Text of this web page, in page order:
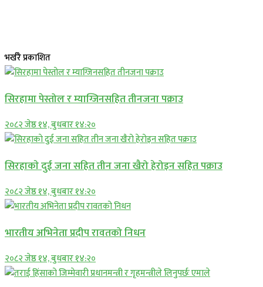
भर्खरै प्रकाशित
सिरहामा पेस्तोल र म्याग्जिनसहित तीनजना पक्राउ
२०८२ जेष्ठ १४, बुधबार १४:२०
सिरहाकाे दुई जना सहित तीन जना खैरो हेरोइन सहित पक्राउ
२०८२ जेष्ठ १४, बुधबार १४:२०
भारतीय अभिनेता प्रदीप रावतको निधन
२०८२ जेष्ठ १४, बुधबार १४:२०